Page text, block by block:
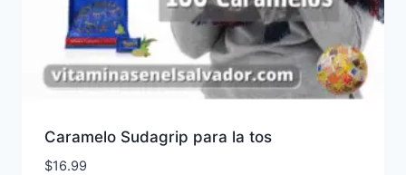
Caramelo Sudagrip para la tos
$16.99